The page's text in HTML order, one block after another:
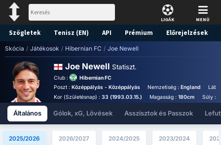
LIGÁK MENÜ
Szögletek Tenisz (EN) API Prémium Előrejelzések
Skócia / Játékosok / Hibernian FC / Joe Newell
Joe Newell Statiszt.
Club :
Hibernian FC
Poszt : Középpályás - Középpályás Nemzetiség :England
Láb :
Kor (Születésnap) : 33 (1993.03.15.) Magasság :180cm Súly :
Általános Gólok, xG, Lövések Asszisztok és Passzok
2025/2026 2026/2027 2024/2025 2023/2024